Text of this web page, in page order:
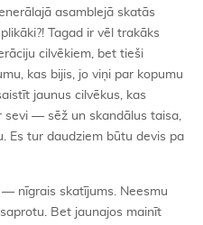
asamblejā skatās
Tagad ir vēl trakāks
cilvēkiem, bet tieši
kas bijis, jo viņi par kopumu
jaunus cilvēkus, kas
sevi — sēž un skandālus taisa,
Es tur daudziem būtu devis pa
nīgrais skatījums. Neesmu
Bet jaunajos mainīt